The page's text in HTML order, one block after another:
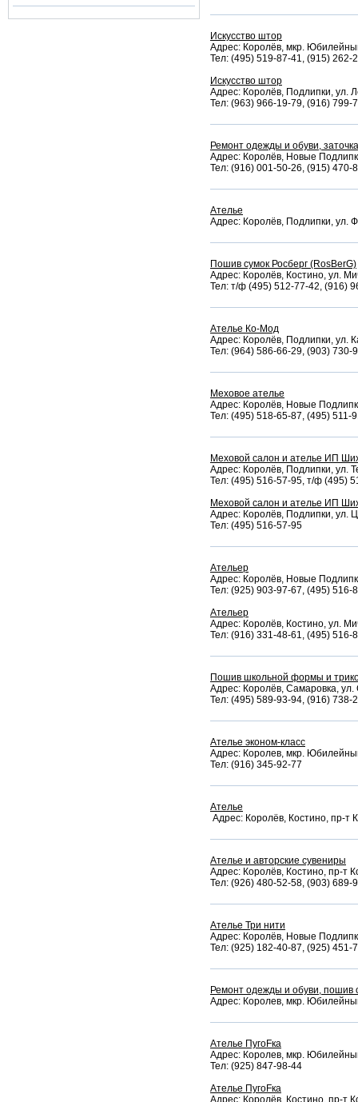
Искусство штор
Адрес: Королёв, мкр.
Тел: (495) 519-87-41, (915) 262-
Искусство штор
Адрес: Королёв, Подлипки, ул.
Тел: (963) 966-19-79, (916) 799-
Ремонт одежды и обуви,
Адрес: Королёв, Новые
Тел: (916) 001-50-26, (915)
Ателье
Адрес: Королёв, Подлипки, ул.
Пошив сумок Росберг (RosBerG)
Адрес: Королёв, Костино, ул.
Тел: т/ф (495) 512-77-42, (916)
Ателье Ко-Мод
Адрес: Королёв, Подлипки, ул.
Тел: (964) 586-66-29, (903) 730-
Меховое ателье
Адрес: Королёв, Новые
Тел: (495) 518-65-87, (495) 511-
Меховой салон и ателье ИП
Адрес: Королёв, Подлипки, ул.
Тел: (495) 516-57-95, т/ф (495)
Меховой салон и ателье ИП
Адрес: Королёв, Подлипки, ул.
Тел: (495) 516-57-95
Ательер
Адрес: Королёв, Новые
Тел: (925) 903-97-67, (495) 516-
Ательер
Адрес: Королёв, Костино, ул.
Тел: (916) 331-48-61, (495) 516-
Пошив школьной формы и
Адрес: Королёв, Самаровка, ул.
Тел: (495) 589-93-94, (916) 738-
Ателье эконом-класс
Адрес: Королев, мкр.
Тел: (916) 345-92-77
Ателье
Адрес: Королёв, Костино, пр-т
Ателье и авторские сувениры
Адрес: Королёв, Костино, пр-т
Тел: (926) 480-52-58, (903) 689-
Ателье Три нити
Адрес: Королёв, Новые
Тел: (925) 182-40-87, (925) 451-
Ремонт одежды и обуви, пошив
Адрес: Королев, мкр.
Ателье ПугоFка
Адрес: Королев, мкр.
Тел: (925) 847-98-44
Ателье ПугоFка
Адрес: Королёв, Костино, пр-т